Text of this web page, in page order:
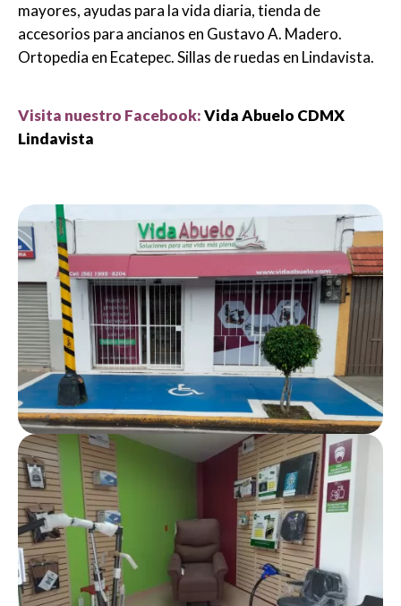
mayores, ayudas para la vida diaria, tienda de
accesorios para ancianos en Gustavo A. Madero.
Ortopedia en Ecatepec. Sillas de ruedas en Lindavista.
Visita nuestro Facebook:Vida Abuelo CDMX
Lindavista